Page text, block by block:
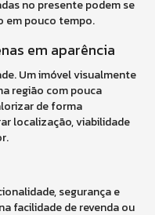
no presente podem se
em pouco tempo.
em aparência
Um imóvel visualmente
região com pouca
de forma
localização, viabilidade
segurança e
facilidade de revenda ou